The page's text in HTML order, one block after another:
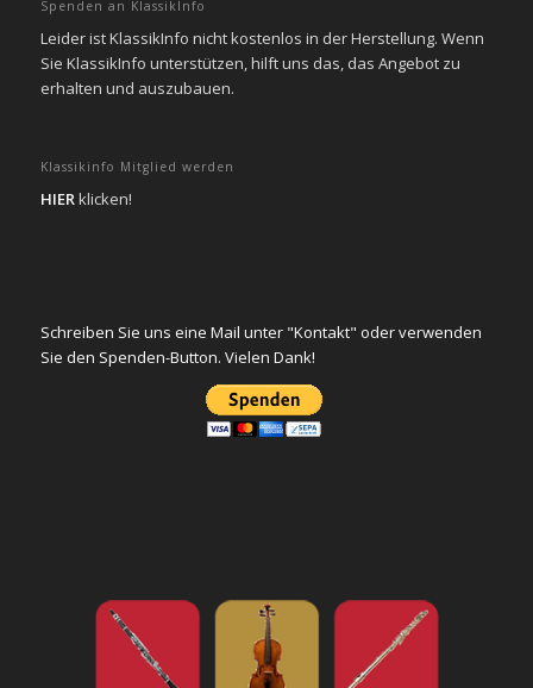
Spenden an KlassikInfo
Leider ist KlassikInfo nicht kostenlos in der Herstellung. Wenn
Sie KlassikInfo unterstützen, hilft uns das, das Angebot zu
erhalten und auszubauen.
Klassikinfo Mitglied werden
HIERklicken!
Schreiben Sie uns eine Mail unter "Kontakt" oder verwenden
Sie den Spenden-Button. Vielen Dank!